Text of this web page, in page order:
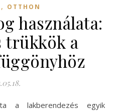
, OTTHON
használata:
trükkök a